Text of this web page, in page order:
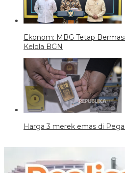
Ekonom: MBG Tetap
Kelola BGN
Harga 3 merek emas di